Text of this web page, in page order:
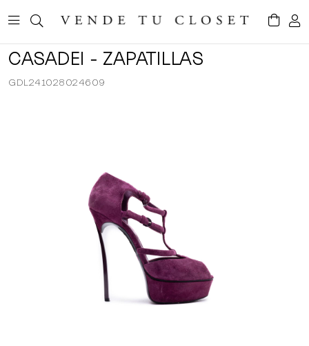
CASADEI - ZAPATILLAS
GDL241028024609